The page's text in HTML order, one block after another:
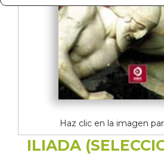
Haz clic en la imagen
ILIADA